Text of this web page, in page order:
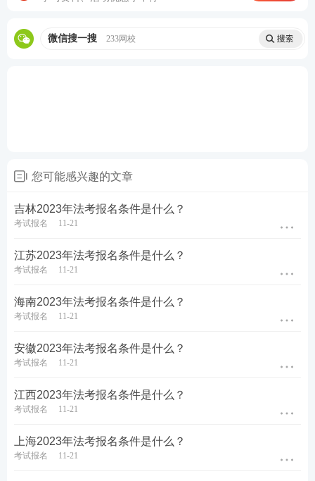
频得分考点，考前15页纸+音频磨耳朵,达到
只需要跟着老师学，顺利突破合格线♥
备考工具：【 电子法条查询系统
备考资料：【
资料免费
微信搜一搜 233网校
您可能感兴趣的文章
吉林2023年法考报名条件是什么？
考试报名 11-21
江苏2023年法考报名条件是什么？
考试报名 11-21
海南2023年法考报名条件是什么？
考试报名 11-21
安徽2023年法考报名条件是什么？
考试报名 11-21
江西2023年法考报名条件是什么？
考试报名 11-21
上海2023年法考报名条件是什么？
考试报名 11-21